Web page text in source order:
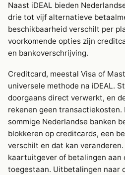
Naast iDEAL bieden
drie tot vijf alternatieve
beschikbaarheid verschilt per
voorkomende opties zijn
en bankoverschrijving.
Creditcard, meestal Visa of
universele methode na iDEAL.
doorgaans direct verwerkt, en
rekenen geen transactiekosten.
sommige Nederlandse banken
blokkeren op creditcards, een
verschilt en dat kan
kaartuitgever of betalingen aan
toegestaan. Uitbetalingen naar